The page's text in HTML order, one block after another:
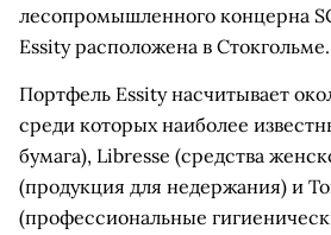
лесопромышленного концерна
Essity расположена в Стокгольме.
Портфель Essity насчитывает
среди которых наиболее
бумага), Libresse (средства
(продукция для недержания) и
(профессиональные